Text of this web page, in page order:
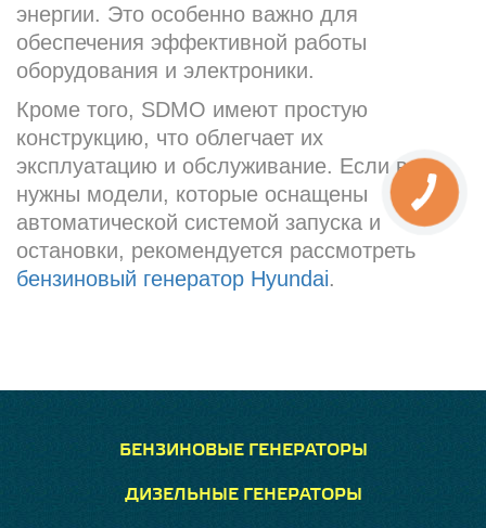
энергии. Это особенно важно для
обеспечения эффективной работы
оборудования и электроники.
Кроме того, SDMO имеют простую
конструкцию, что облегчает их
эксплуатацию и обслуживание. Если вам
нужны модели, которые оснащены
автоматической системой запуска и
остановки, рекомендуется рассмотреть
бензиновый генератор Hyundai.
БЕНЗИНОВЫЕ ГЕНЕРАТОРЫ
ДИЗЕЛЬНЫЕ ГЕНЕРАТОРЫ